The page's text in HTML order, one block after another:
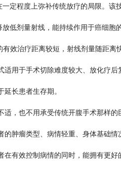
定程度上弥补传统放疗的局限。该
低剂量射线，能持续作用于癌细胞
效治疗距离较短，射线剂量随距离
用于手术切除难度较大、放化疗
长患者生存期。
，也不用承受传统开腹手术那样的
肿瘤类型、病情轻重、身体基础
有效控制病情的同时，能拥有更好